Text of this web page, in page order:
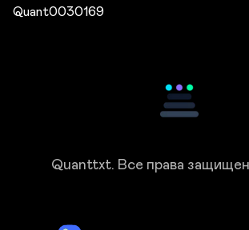
Quant0030169
Quanttxt. Все права